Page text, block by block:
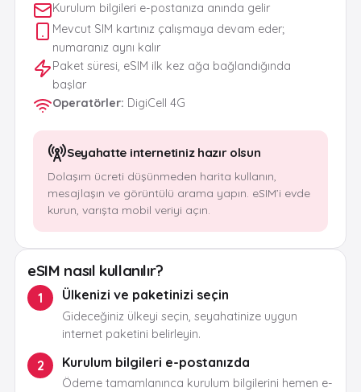
Kurulum bilgileri e-postanıza anında gelir
Mevcut SIM kartınız çalışmaya devam eder;
numaranız aynı kalır
Paket süresi, eSIM ilk kez ağa bağlandığında
başlar
Operatörler: DigiCell 4G
Seyahatte internetiniz hazır olsun
Dolaşım ücreti düşünmeden harita kullanın,
mesajlaşın ve görüntülü arama yapın. eSIM’i evde
kurun, varışta mobil veriyi açın.
eSIM nasıl kullanılır?
1 Ülkenizi ve paketinizi seçin
Gideceğiniz ülkeyi seçin, seyahatinize uygun
internet paketini belirleyin.
2 Kurulum bilgileri e-postanızda
Ödeme tamamlanınca kurulum bilgilerini hemen e-